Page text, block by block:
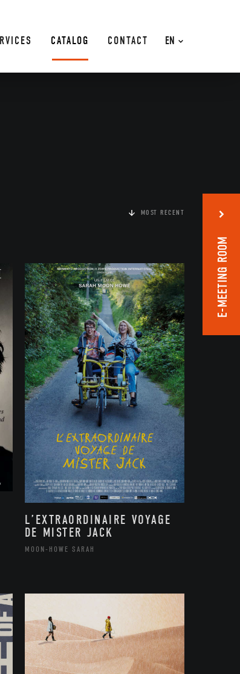
EN
CATALOG CONTACT
MOST RECENT
L’EXTRAORDINAIRE VOYAGE
DE MISTER JACK
MOON-HOWE SARAH
E-MEETING ROOM